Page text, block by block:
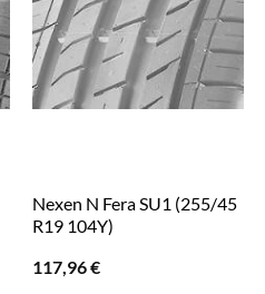
Nexen N Fera SU1 (255/45
R19 104Y)
117,96€